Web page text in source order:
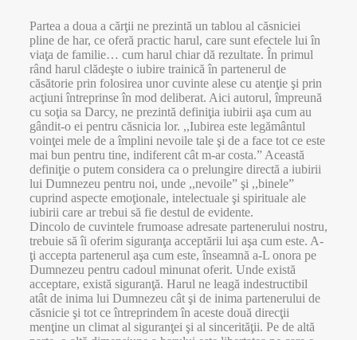
Partea a doua a cărţii ne prezintă un tablou al căsniciei
pline de har, ce oferă practic harul, care sunt efectele lui în
viaţa de familie… cum harul chiar dă rezultate. În primul
rând harul clădeşte o iubire trainică în partenerul de
căsătorie prin folosirea unor cuvinte alese cu atenţie şi prin
acţiuni întreprinse în mod deliberat. Aici autorul, împreună
cu soţia sa Darcy, ne prezintă definiţia iubirii aşa cum au
gândit-o ei pentru căsnicia lor. ,,Iubirea este legământul
voinţei mele de a împlini nevoile tale şi de a face tot ce este
mai bun pentru tine, indiferent cât m-ar costa.” Această
definiţie o putem considera ca o prelungire directă a iubirii
lui Dumnezeu pentru noi, unde ,,nevoile” şi ,,binele”
cuprind aspecte emoţionale, intelectuale şi spirituale ale
iubirii care ar trebui să fie destul de evidente.
Dincolo de cuvintele frumoase adresate partenerului nostru,
trebuie să îi oferim siguranţa acceptării lui aşa cum este. A-
ţi accepta partenerul aşa cum este, înseamnă a-L onora pe
Dumnezeu pentru cadoul minunat oferit. Unde există
acceptare, există siguranţă. Harul ne leagă indestructibil
atât de inima lui Dumnezeu cât şi de inima partenerului de
căsnicie şi tot ce întreprindem în aceste două direcţii
menţine un climat al siguranţei şi al sincerităţii. Pe de altă